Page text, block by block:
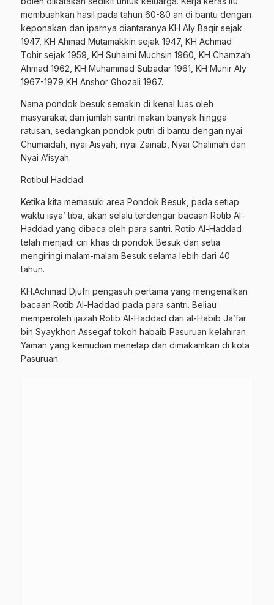
membuahkan hasil pada tahun 60-80 an di bantu dengan
keponakan dan iparnya diantaranya KH Aly Baqir sejak
1947, KH Ahmad Mutamakkin sejak 1947, KH Achmad
Tohir sejak 1959, KH Suhaimi Muchsin 1960, KH Chamzah
Ahmad 1962, KH Muhammad Subadar 1961, KH Munir Aly
1967-1979 KH Anshor Ghozali 1967.
Nama pondok besuk semakin di kenal luas oleh
masyarakat dan jumlah santri makan banyak hingga
ratusan, sedangkan pondok putri di bantu dengan nyai
Chumaidah, nyai Aisyah, nyai Zainab, Nyai Chalimah dan
Nyai A’isyah.
Rotibul Haddad
Ketika kita memasuki area Pondok Besuk, pada setiap
waktu isya’ tiba, akan selalu terdengar bacaan Rotib Al-
Haddad yang dibaca oleh para santri. Rotib Al-Haddad
telah menjadi ciri khas di pondok Besuk dan setia
mengiringi malam-malam Besuk selama lebih dari 40
tahun.
KH.Achmad Djufri pengasuh pertama yang mengenalkan
bacaan Rotib Al-Haddad pada para santri. Beliau
memperoleh ijazah Rotib Al-Haddad dari al-Habib Ja’far
bin Syaykhon Assegaf tokoh habaib Pasuruan kelahiran
Yaman yang kemudian menetap dan dimakamkan di kota
Pasuruan.